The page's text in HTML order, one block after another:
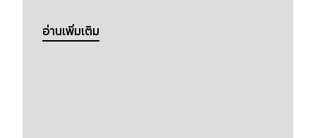
อ่านเพิ่มเติม